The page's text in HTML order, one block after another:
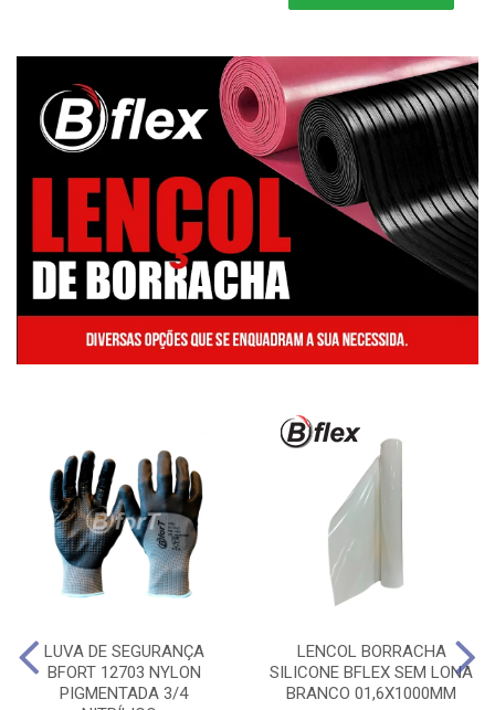
LUVA DE SEGURANÇA
BFORT 12703 NYLON
PIGMENTADA 3/4
LENCOL BORRACHA
SILICONE BFLEX SEM LONA
BRANCO 01,6X1000MM